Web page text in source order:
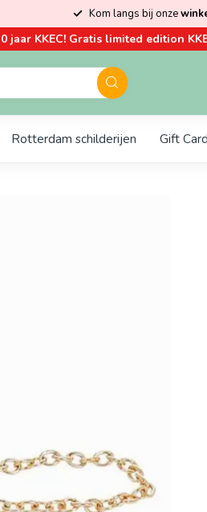
Kom langs bij onze
jaar KKEC! Gratis limited edition
Rotterdam schilderijen Gift